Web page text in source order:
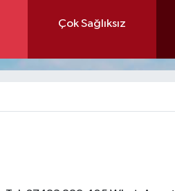
Çok Sağlıksız